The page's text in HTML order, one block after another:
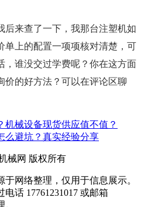
后来查了一下，我那台注塑机如
单上的配置一项项核对清楚，可
，谁没交过学费呢？你在这方面
价的好方法？可以在评论区聊
机械设备现货供应值不值？
么避坑？真实经验分享
械网 版权所有
网络整理，仅用于信息展示。
话 17761231017 或邮箱